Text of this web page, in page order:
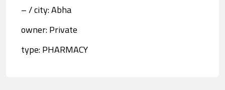
city: Abha / –
owner: Private
type: PHARMACY